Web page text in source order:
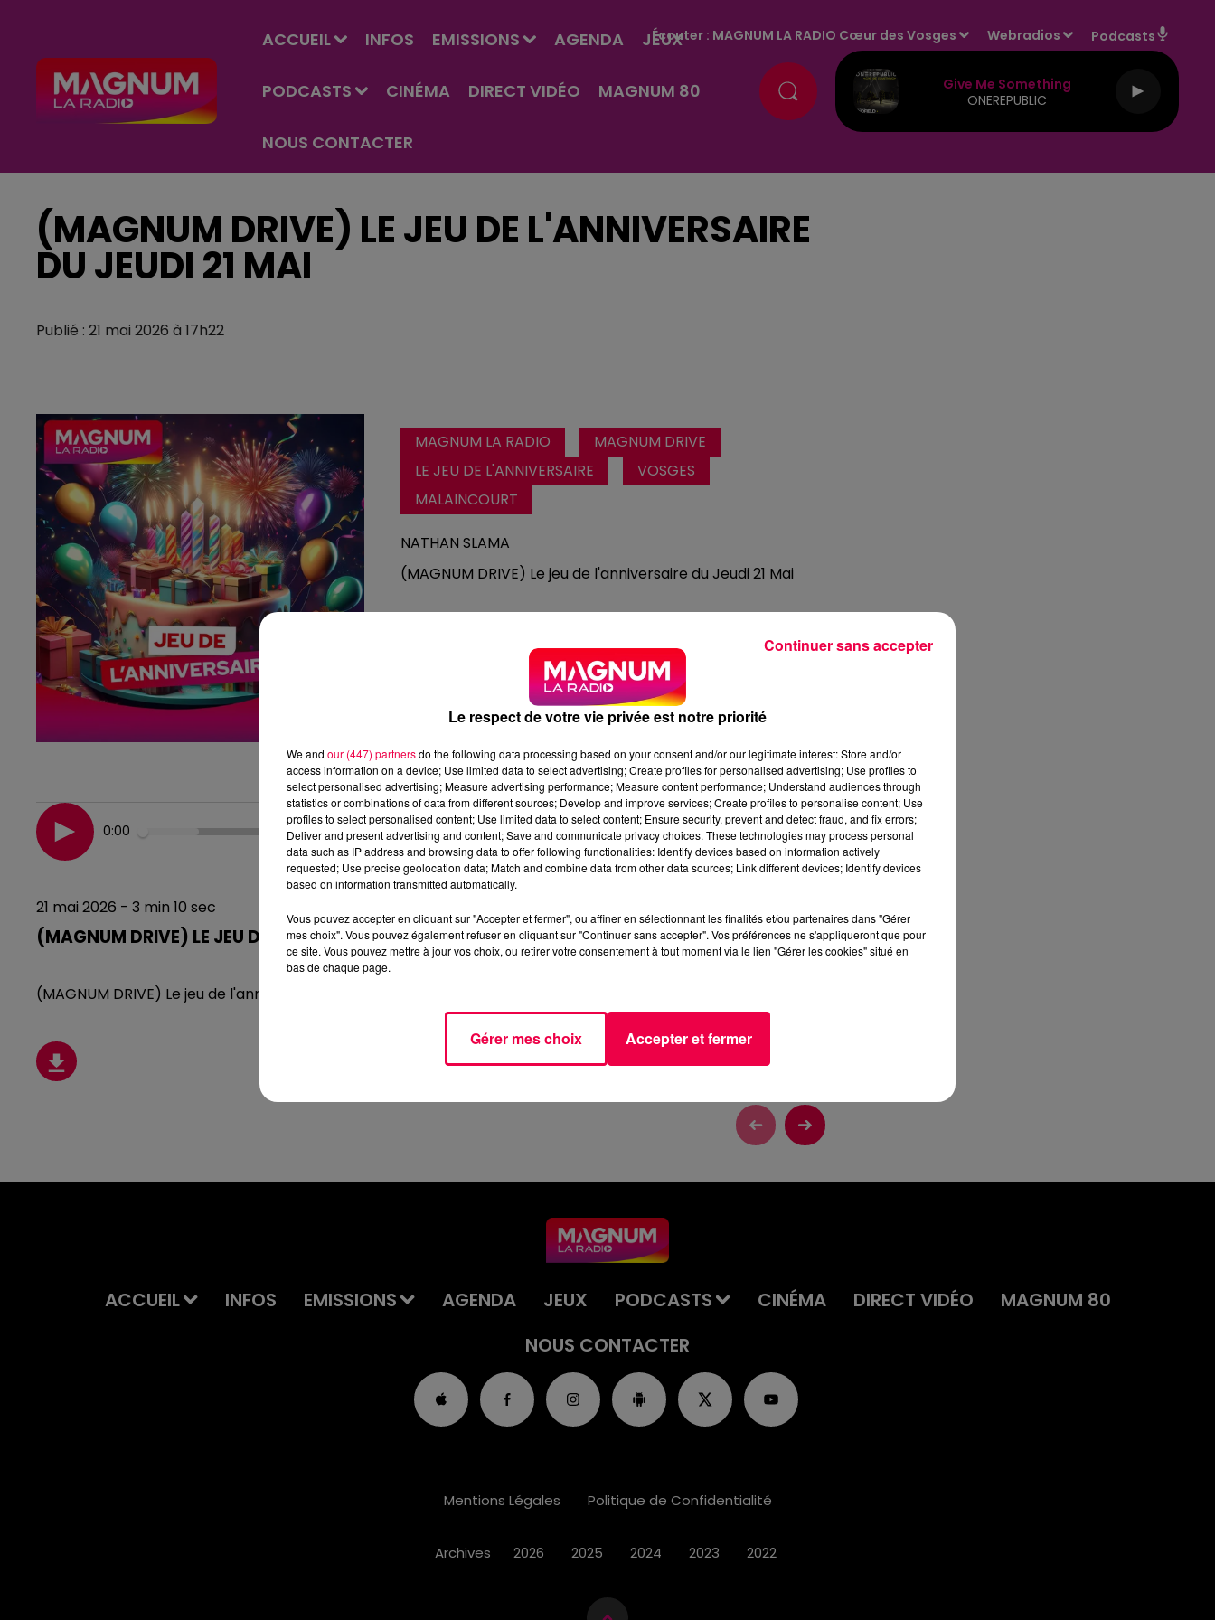
ACCUEIL INFOS EMISSIONS AGENDA JEUX
PODCASTS CINÉMA DIRECT VIDÉO MAGNUM 80
NOUS CONTACTER
Écouter : MAGNUM LA RADIO Cœur des Vosges Webradios Podcasts
Give Me Something
ONEREPUBLIC
(MAGNUM DRIVE) LE JEU DE L'ANNIVERSAIRE
DU JEUDI 21 MAI
Publié : 21 mai 2026 à 17h22
MAGNUM LA RADIO
MAGNUM DRIVE
LE JEU DE L'ANNIVERSAIRE
VOSGES
MALAINCOURT
NATHAN SLAMA
(MAGNUM DRIVE) Le jeu de l'anniversaire du Jeudi 21 Mai
0:00 3 min 10 sec
21 mai 2026 - 3 min 10 sec
(MAGNUM DRIVE) LE JEU DE L'ANNIVERSAIRE DU JEUDI 21 MAI
(MAGNUM DRIVE) Le jeu de l'anniversaire du Jeudi 21 Mai
ACCUEIL INFOS EMISSIONS AGENDA JEUX PODCASTS CINÉMA DIRECT VIDÉO
MAGNUM 80
NOUS CONTACTER
Mentions Légales Politique de Confidentialité
Archives 2026 2025 2024 2023 2022
Le respect de votre vie privée est notre priorité
We and our (447) partnersdo the following data processing based on your consent and/or our legitimate interest: Store and/or
access information on a device; Use limited data to select advertising; Create profiles for personalised advertising; Use profiles to
select personalised advertising; Measure advertising performance; Measure content performance; Understand audiences through
statistics or combinations of data from different sources; Develop and improve services; Create profiles to personalise content; Use
profiles to select personalised content; Use limited data to select content; Ensure security, prevent and detect fraud, and fix errors;
Deliver and present advertising and content; Save and communicate privacy choices. These technologies may process personal
data such as IP address and browsing data to offer following functionalities: Identify devices based on information actively
requested; Use precise geolocation data; Match and combine data from other data sources; Link different devices; Identify devices
based on information transmitted automatically.
Vous pouvez accepter en cliquant sur "Accepter et fermer", ou affiner en sélectionnant les finalités et/ou partenaires dans "Gérer
mes choix". Vous pouvez également refuser en cliquant sur "Continuer sans accepter". Vos préférences ne s'appliqueront que pour
ce site. Vous pouvez mettre à jour vos choix, ou retirer votre consentement à tout moment via le lien "Gérer les cookies" situé en
bas de chaque page.
Gérer mes choix Accepter et fermer
Continuer sans accepter